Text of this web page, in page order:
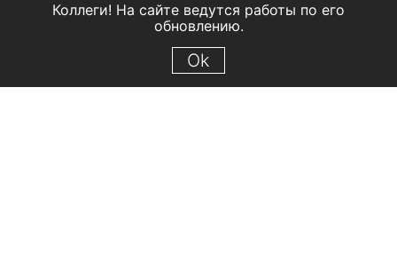
Коллеги! На сайте ведутся работы по его
обновлению.
Ok